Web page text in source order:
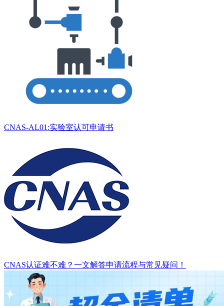
CNAS-AL01:实验室认可申请书
CNAS认证难不难？一文解答申请流程与常见疑问！